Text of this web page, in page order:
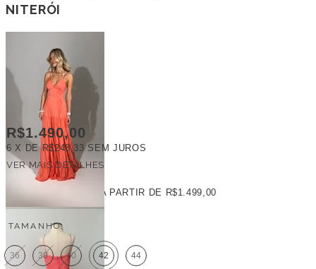
NITERÓI
R$1.490,00
6 X DE R$248,33 SEM JUROS
VER MAIS DETALHES
A PARTIR DE R$1.499,00
TAMANHO:
36 38 40 42 44